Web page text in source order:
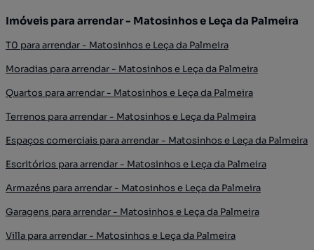
Imóveis para arrendar - Matosinhos e Leça da Palmeira
T0 para arrendar - Matosinhos e Leça da Palmeira
Moradias para arrendar - Matosinhos e Leça da Palmeira
Quartos para arrendar - Matosinhos e Leça da Palmeira
Terrenos para arrendar - Matosinhos e Leça da Palmeira
Espaços comerciais para arrendar - Matosinhos e Leça da Palmeira
Escritórios para arrendar - Matosinhos e Leça da Palmeira
Armazéns para arrendar - Matosinhos e Leça da Palmeira
Garagens para arrendar - Matosinhos e Leça da Palmeira
Villa para arrendar - Matosinhos e Leça da Palmeira